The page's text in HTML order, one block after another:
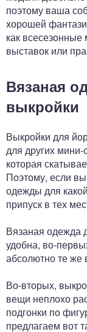
поэтому ваша
хорошей
как
выставок или
Вязаная
выкройки
Выкройки для
для других
которая
Поэтому, если
одежды для
припуск в тех
Вязаная одежда
удобна, во-
абсолютно те же
Во-вторых,
вещи неплохо
подгонки по
предлагаем вот